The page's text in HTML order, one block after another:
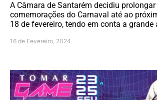
A Câmara de Santarém decidiu
comemorações do Carnaval até ao
18 de fevereiro, tendo em conta a grande
16 de Fevereiro, 2024